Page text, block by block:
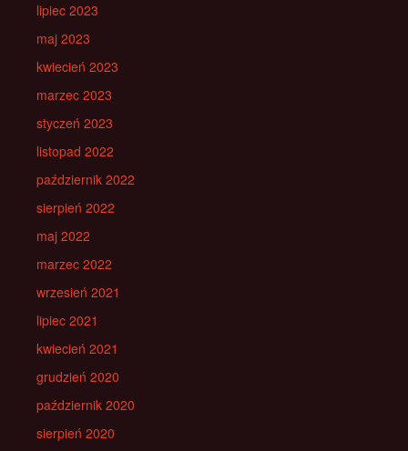
lipiec 2023
maj 2023
kwiecień 2023
marzec 2023
styczeń 2023
listopad 2022
październik 2022
sierpień 2022
maj 2022
marzec 2022
wrzesień 2021
lipiec 2021
kwiecień 2021
grudzień 2020
październik 2020
sierpień 2020